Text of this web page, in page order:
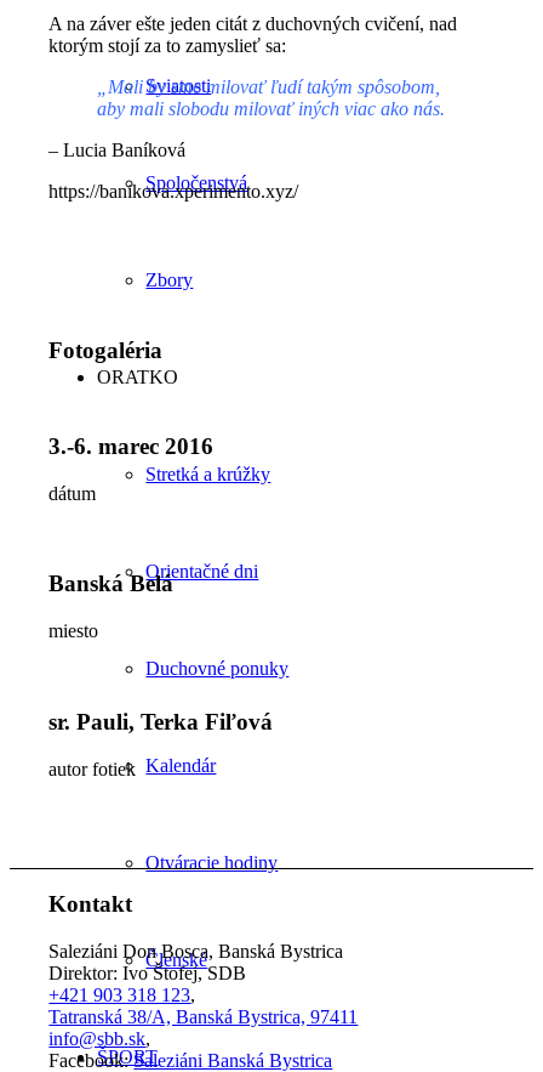
Sviatosti
Spoločenstvá
Zbory
ORATKO
Stretká a krúžky
Orientačné dni
Duchovné ponuky
Kalendár
Otváracie hodiny
Členské
ŠPORT
A na záver ešte jeden citát z duchovných cvičení, nad
ktorým stojí za to zamyslieť sa:
„Mali by sme milovať ľudí takým spôsobom,
aby mali slobodu milovať iných viac ako nás.
– Lucia Baníková
https://banikova.xperimento.xyz/
Fotogaléria
3.-6. marec 2016
dátum
Banská Belá
miesto
sr. Pauli, Terka Fiľová
autor fotiek
Kontakt
Saleziáni Don Bosca, Banská Bystrica
Direktor: Ivo Štofej, SDB
+421 903 318 123,
Tatranská 38/A, Banská Bystrica, 97411
info@sbb.sk,
Facebook:Saleziáni Banská Bystrica